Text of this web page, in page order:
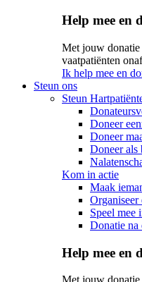
Help mee en
Met jouw
vaatpatiënten
Ik help mee en
Steun ons
Steun
Doneer
Doneer
Doneer als
Kom in actie
Maak
Organiseer
Speel mee
Donatie na
Help mee en